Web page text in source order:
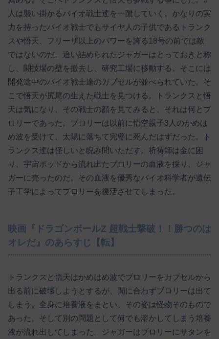
人は襲い掛かるバイオ戦士達を一蹴していく。かなりの実
力を持ったバイオ戦士でもサイヤ人の子供であるトランク
スや悟天、フリーザ以上のパワーを誇る18号の前では敵
ではないのだ。追い詰められたジャガーはとっておきと称
し、闘技場の壁を撤去し、研究工場に移動する。そこには
開発途中のバイオ戦士達のカプセルが並べられていた。そ
こで悟天が尻尾の生えた戦士を見つける。トランクスと悟
天は気になり、その戦士の顔を見てみると、それは何とブ
ロリーであった。ブロリーは以前に悟空親子3人のかめは
め波を受けて、太陽に落ちて完璧に死んだはずだった。ト
ランクス達は怪しいと睨み問いただす。祈祷師は金に困
り、宇宙ポッドから流れ出たブロリーの血液を採り、ジャ
ガーに売ったのだ。その血液を優秀なバイオ科学者が遺伝
子工学によってブロリーを復活させてしまった。
映画『ドラゴンボールZ 超戦士撃破！！勝つのは
オレだ』のあらすじ【転】
トランクスと悟天はかめはめ波でブロリーをカプセルから
出る前に破壊しようとするが、間に合わずブロリーは出て
しまう。全身に培養液をまとい、その姿は怪物そのもので
あった。そして別の問題として何でも溶かしてしまう培養
液が流れ出してしまった。ジャガーはブロリーにサタンを